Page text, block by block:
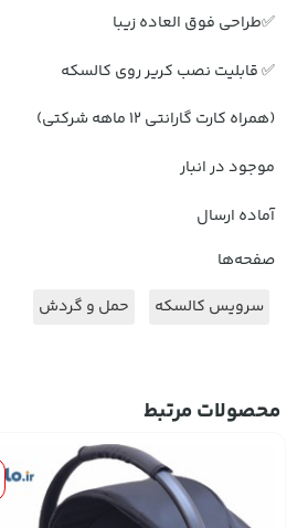
✅طراحی فوق العاده زیبا
✅ قابلیت نصب کریر روی کالسکه
(همراه کارت گارانتی ۱۲ ماهه شرکتی)
موجود در انبار
آماده ارسال
صفحه‌ها
سرویس کالسکه
حمل و گردش
محصولات مرتبط